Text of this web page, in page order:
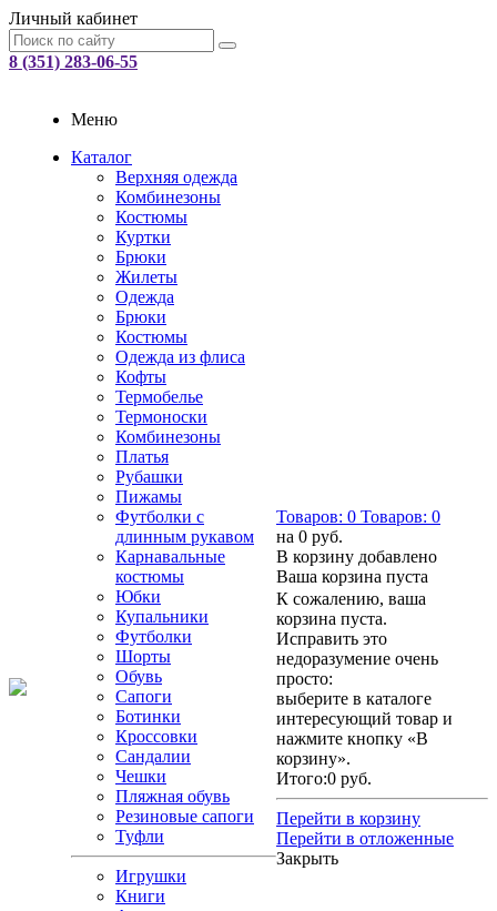
Личный кабинет
8 (351) 283-06-55
Меню
Каталог
Верхняя одежда
Комбинезоны
Костюмы
Куртки
Брюки
Жилеты
Одежда
Брюки
Костюмы
Одежда из флиса
Кофты
Термобелье
Термоноски
Комбинезоны
Платья
Рубашки
Пижамы
Футболки с
длинным рукавом
Карнавальные
костюмы
Юбки
Купальники
Футболки
Шорты
Обувь
Сапоги
Ботинки
Кроссовки
Сандалии
Чешки
Пляжная обувь
Резиновые сапоги
Туфли
Игрушки
Книги
Товаров: 0 Товаров: 0
на 0 руб.
В корзину добавлено
Ваша корзина пуста
К сожалению, ваша
корзина пуста.
Исправить это
недоразумение очень
просто:
выберите в каталоге
интересующий товар и
нажмите кнопку «В
корзину».
Итого:0 руб.
Перейти в корзину
Перейти в отложенные
Закрыть